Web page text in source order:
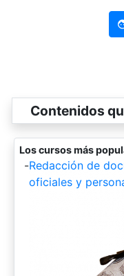
Contenidos
Los cursos más
-Redacción de
oficiales y